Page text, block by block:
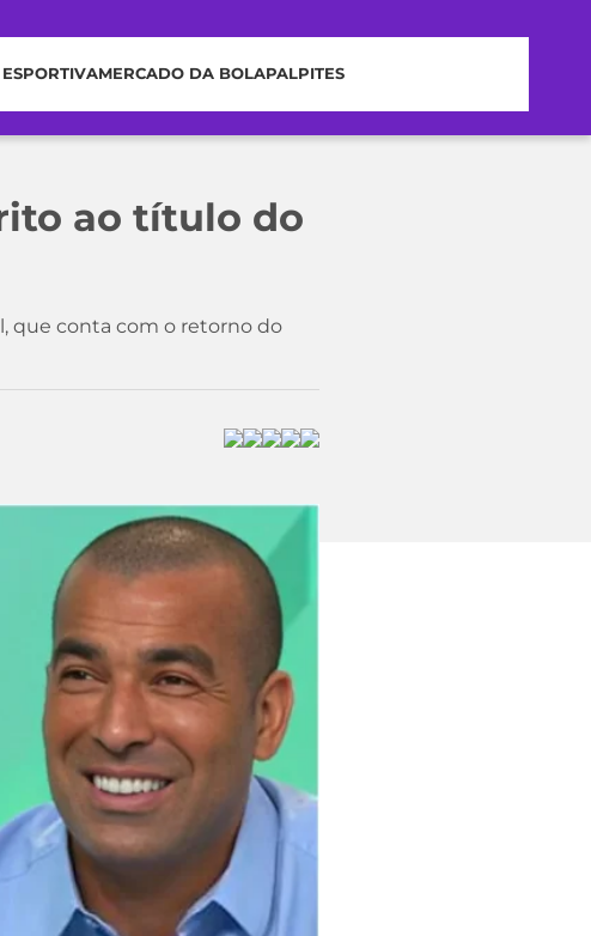
MERCADO DA BOLAPALPITES
ao título do
que conta com o retorno do